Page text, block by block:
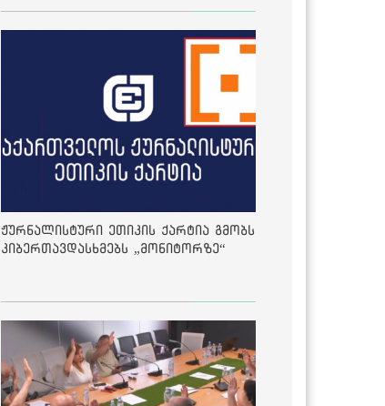
ჟურნალისტური ეთიკის ქარტია გმობს
კიბერთავდასხმებს „მონიტორზე“